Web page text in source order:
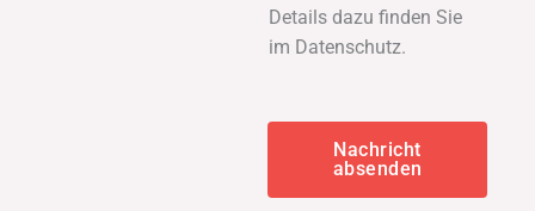
Details dazu finden Sie
im Datenschutz.
Nachricht
absenden